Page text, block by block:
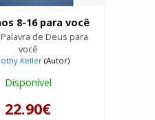
(Autor)
8-16 para você
de Deus para
você
Keller (Autor)
Disponível
22.90€